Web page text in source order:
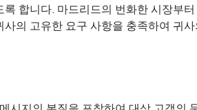
합니다. 마드리드의 번화한 시장부
의 고유한 요구 사항을 충족하여 귀